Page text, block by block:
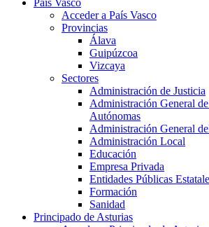
País Vasco
Acceder a País Vasco
Provincias
Álava
Guipúzcoa
Vizcaya
Sectores
Administración de Justicia
Administración General
Autónomas
Administración General
Administración Local
Educación
Empresa Privada
Entidades Públicas
Formación
Sanidad
Principado de Asturias